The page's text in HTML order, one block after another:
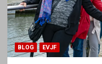
BLOG EVJF